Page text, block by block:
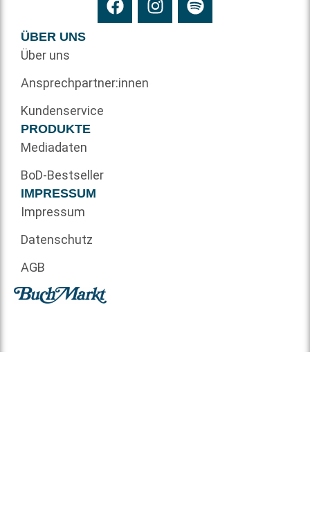
ÜBER UNS
Über uns
Ansprechpartner:innen
Kundenservice
PRODUKTE
Mediadaten
BoD-Bestseller
IMPRESSUM
Impressum
Datenschutz
AGB